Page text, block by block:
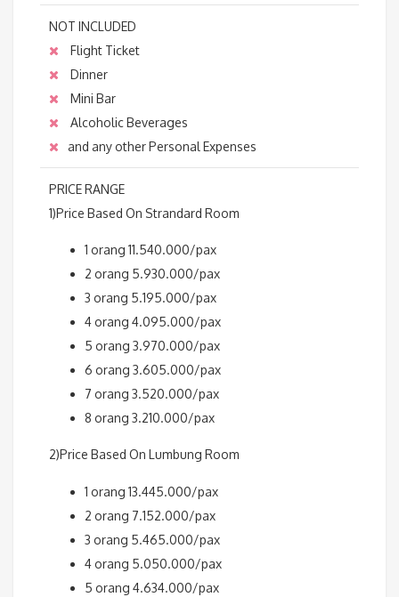
NOT INCLUDED
Flight Ticket
Dinner
Mini Bar
Alcoholic Beverages
and any other Personal Expenses
PRICE RANGE
1)Price Based On Strandard Room
1 orang 11.540.000/pax
2 orang 5.930.000/pax
3 orang 5.195.000/pax
4 orang 4.095.000/pax
5 orang 3.970.000/pax
6 orang 3.605.000/pax
7 orang 3.520.000/pax
8 orang 3.210.000/pax
2)Price Based On Lumbung Room
1 orang 13.445.000/pax
2 orang 7.152.000/pax
3 orang 5.465.000/pax
4 orang 5.050.000/pax
5 orang 4.634.000/pax